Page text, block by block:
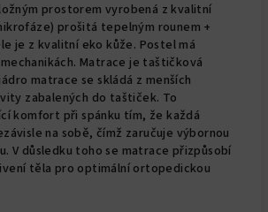
prostorem vyrobená z kvalitní
prošitá tepelným rounem +
je z kvalitní eko kůže. Postel má
Matrace je taštičková
ádro matrace se skládá z menších
zabalených do taštiček. To
komfort při spánku tím, že každá
na sobě, čímž zaručuje výbornou
V důsledku toho se matrace přizpůsobí
těla pro optimální ortopedickou